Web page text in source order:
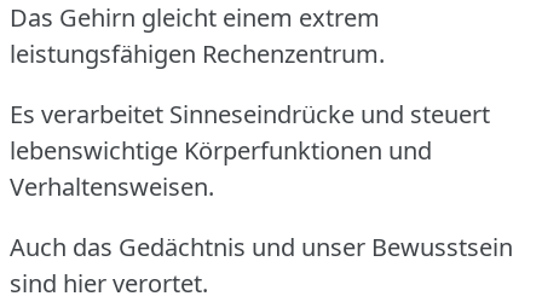
Das Gehirn gleicht einem extrem
leistungsfähigen Rechenzentrum.
Es verarbeitet Sinneseindrücke und steuert
lebenswichtige Körperfunktionen und
Verhaltensweisen.
Auch das Gedächtnis und unser Bewusstsein
sind hier verortet.